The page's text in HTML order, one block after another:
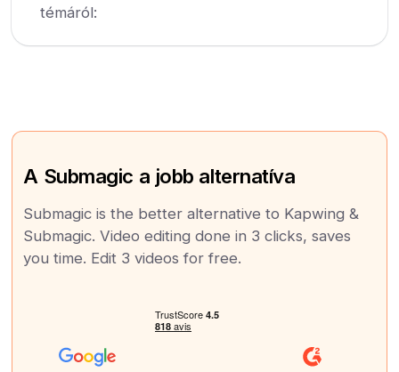
témáról:
A Submagic a jobb alternatíva
Submagic is the better alternative to Kapwing &
Submagic. Video editing done in 3 clicks, saves
you time. Edit 3 videos for free.